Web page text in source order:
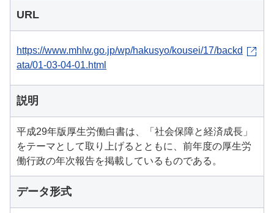
URL
https://www.mhlw.go.jp/wp/hakusyo/kousei/17/backd
ata/01-03-04-01.html
説明
平成29年版厚生労働白書は、「社会保障と経済成長」
をテーマとして取り上げるとともに、前年度の厚生労
働行政の年次報告を掲載しているものである。
データ形式